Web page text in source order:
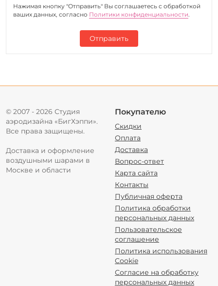
Нажимая кнопку "Отправить" Вы соглашаетесь c обработкой
ваших данных, согласно Политики конфиденциальности.
Отправить
© 2007 - 2026 Студия
аэродизайна «БигХэппи».
Все права защищены.
Доставка и оформление
воздушными шарами в
Москве и области
Покупателю
Скидки
Оплата
Доставка
Вопрос-ответ
Карта сайта
Контакты
Публичная оферта
Политика обработки
персональных данных
Пользовательское
соглашение
Политика использования
Cookie
Согласие на обработку
персональных данных